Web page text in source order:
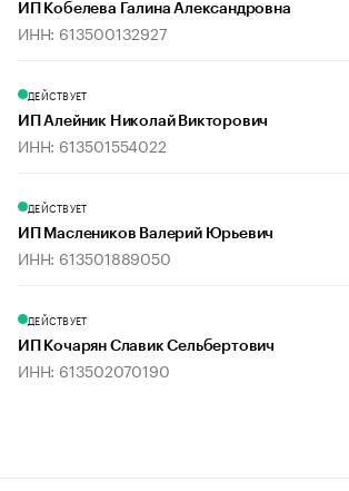
ИП Кобелева Галина Александровна
ИНН: 613500132927
ДЕЙСТВУЕТ
ИП Алейник Николай Викторович
ИНН: 613501554022
ДЕЙСТВУЕТ
ИП Маслеников Валерий Юрьевич
ИНН: 613501889050
ДЕЙСТВУЕТ
ИП Кочарян Славик Сельбертович
ИНН: 613502070190